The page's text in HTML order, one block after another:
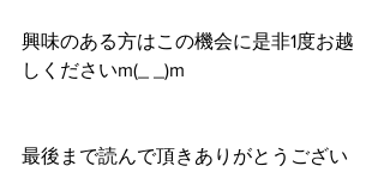
興味のある方はこの機会に是非1度お越
しくださいm(_ _)m
最後まで読んで頂きありがとうござい